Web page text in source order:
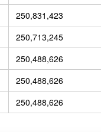
250,831,423
250,713,245
250,488,626
250,488,626
250,488,626